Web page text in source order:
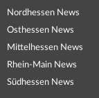
Nordhessen News
Osthessen News
Mittelhessen News
Rhein-Main News
Südhessen News